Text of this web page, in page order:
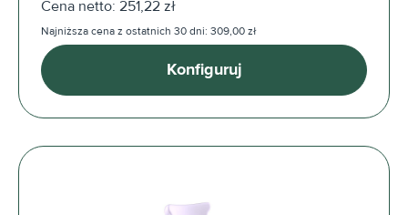
Cena netto: 251,22 zł
Najniższa cena z ostatnich 30 dni: 309,00 zł
Konfiguruj